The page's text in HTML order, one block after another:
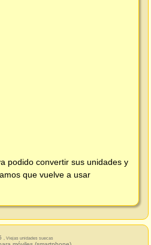
podido convertir sus unidades y
que vuelve a usar
, Viejas unidades suecas